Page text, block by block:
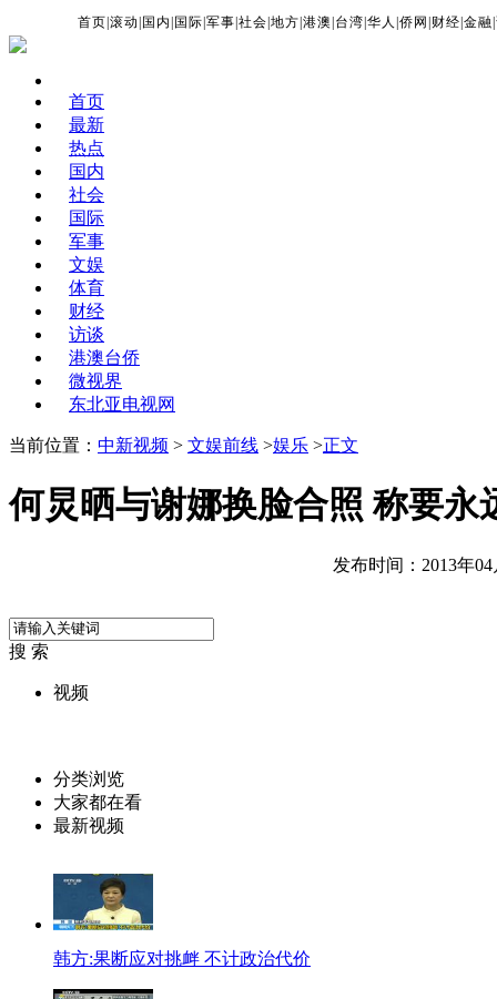
首页 |滚动 国内 国际 |军事 |社会 |地方 |港澳 台湾 |华人 |侨网 财经 |金融 |
首页
最新
热点
国内
社会
国际
军事
文娱
体育
财经
访谈
港澳台侨
微视界
东北亚电视网
当前位置： 中新视频 > 文娱前线 >娱乐 >正文
何炅晒与谢娜换脸合照 称要永
发布时间：2013年04
搜 索
视频
分类浏览
大家都在看
最新视频
韩方:果断应对挑衅 不计政治代价